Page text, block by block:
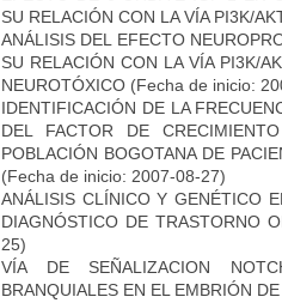
SU RELACIÓN CON LA VÍA PI3K/
ANÁLISIS DEL EFECTO
SU RELACIÓN CON LA VÍA PI3K/
NEUROTÓXICO (Fecha de inicio:
IDENTIFICACIÓN DE LA
DEL FACTOR DE
POBLACIÓN BOGOTANA DE
(Fecha de inicio: 2007-08-27)
ANÁLISIS CLÍNICO Y GENÉTICO
DIAGNÓSTICO DE TRASTORNO
25)
VÍA DE SEÑALIZACION
BRANQUIALES EN EL EMBRIÓN